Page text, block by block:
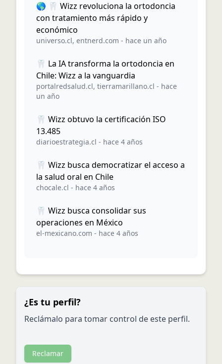
🌎 🦷 Wizz revoluciona la ortodoncia
con tratamiento más rápido y
económico
universo.cl, entnerd.com - hace un año
🦷 La IA transforma la ortodoncia en
Chile: Wizz a la vanguardia
portalredsalud.cl, tierramarillano.cl - hace
un año
🦷 Wizz obtuvo la certificación ISO
13.485
diarioestrategia.cl - hace 4 años
🦷 Wizz busca democratizar el acceso a
la salud oral en Chile
chocale.cl - hace 4 años
🦷 Wizz busca consolidar sus
operaciones en México
el-mexicano.com - hace 4 años
¿Es tu perfil?
Reclámalo para tomar control de este perfil.
Reclamar